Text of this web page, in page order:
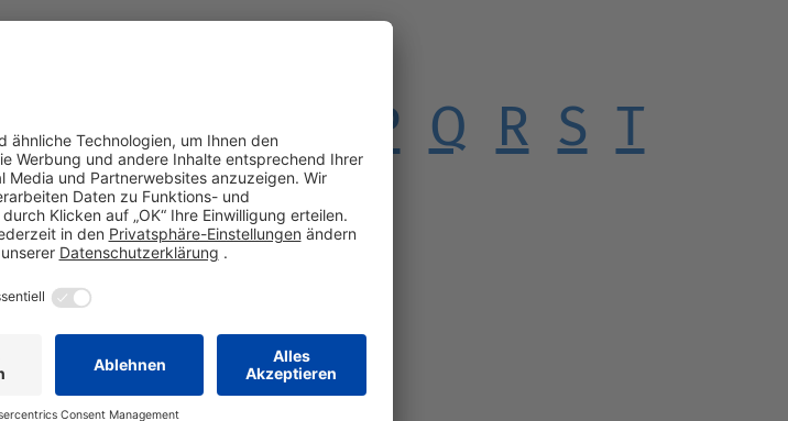
J K L M N P Q R S T
X Y Z Ö Ü